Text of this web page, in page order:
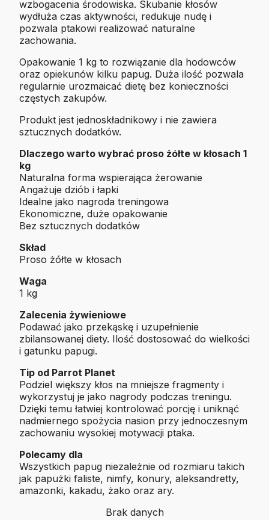
wzbogacenia środowiska. Skubanie kłosów
wydłuża czas aktywności, redukuje nudę i
pozwala ptakowi realizować naturalne
zachowania.
Opakowanie 1 kg to rozwiązanie dla hodowców
oraz opiekunów kilku papug. Duża ilość pozwala
regularnie urozmaicać dietę bez konieczności
częstych zakupów.
Produkt jest jednoskładnikowy i nie zawiera
sztucznych dodatków.
Dlaczego warto wybrać proso żółte w kłosach 1
kg
Naturalna forma wspierająca żerowanie
Angażuje dziób i łapki
Idealne jako nagroda treningowa
Ekonomiczne, duże opakowanie
Bez sztucznych dodatków
Skład
Proso żółte w kłosach
Waga
1 kg
Zalecenia żywieniowe
Podawać jako przekąskę i uzupełnienie
zbilansowanej diety. Ilość dostosować do wielkości
i gatunku papugi.
Tip od Parrot Planet
Podziel większy kłos na mniejsze fragmenty i
wykorzystuj je jako nagrody podczas treningu.
Dzięki temu łatwiej kontrolować porcję i uniknąć
nadmiernego spożycia nasion przy jednoczesnym
zachowaniu wysokiej motywacji ptaka.
Polecamy dla
Wszystkich papug niezależnie od rozmiaru takich
jak papużki faliste, nimfy, konury, aleksandretty,
amazonki, kakadu, żako oraz ary.
Brak danych